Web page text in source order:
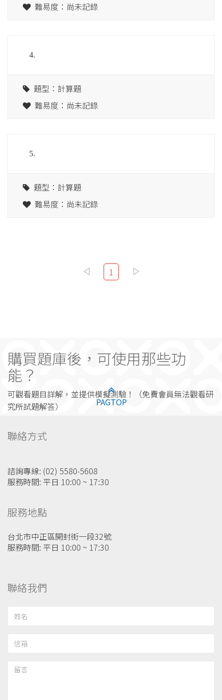
難易度：尚未記錄
4.
題型：計算題
難易度：尚未記錄
5.
題型：計算題
難易度：尚未記錄
1
購買題庫後，可使用那些功
能？
可觀看題目詳解，並提供模擬測驗！（免費會員無法觀看研
究所試題解答）
PAGTOP
聯絡方式
諮詢專線: (02) 5580-5608
服務時間: 平日 10:00 ~ 17:30
服務地點
台北市中正區開封街一段32號
服務時間: 平日 10:00 ~ 17:30
聯絡我們